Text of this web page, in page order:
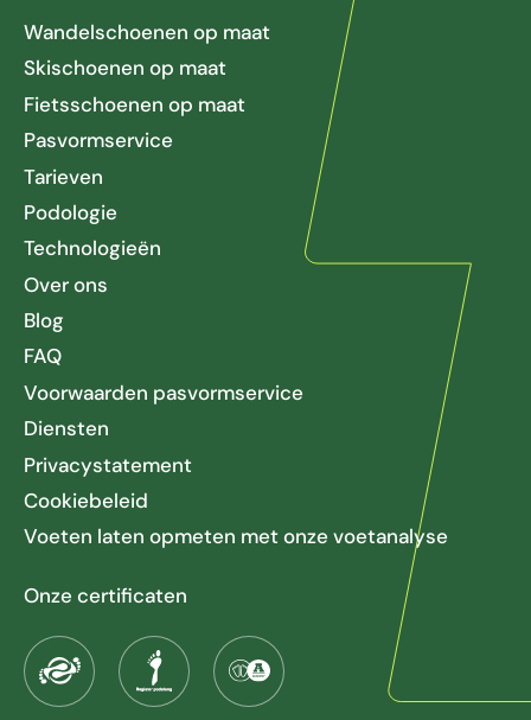
Wandelschoenen op maat
Skischoenen op maat
Fietsschoenen op maat
Pasvormservice
Tarieven
Podologie
Technologieën
Over ons
Blog
FAQ
Voorwaarden pasvormservice
Diensten
Privacystatement
Cookiebeleid
Voeten laten opmeten met onze voetanalyse
Onze certificaten